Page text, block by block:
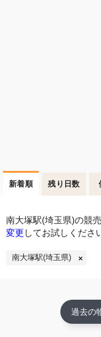
新着順 残り日数
南大塚駅(埼玉県)の競
変更 してお試しくださ
南大塚駅(埼玉県)
過去の